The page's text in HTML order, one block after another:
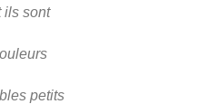
ils sont
petits